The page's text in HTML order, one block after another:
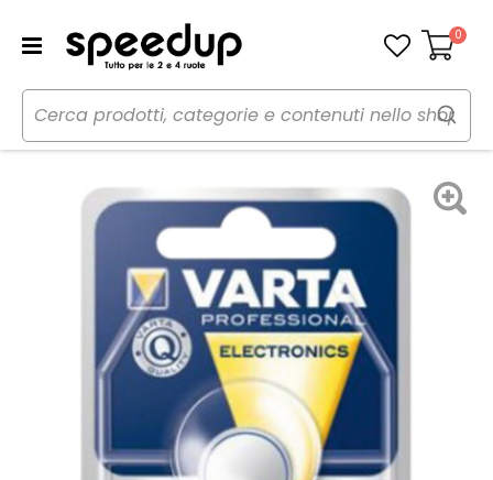
Carrello
0
Home Auto Audio elettronica mobile
Pile
Batteria a bottone - VARTA